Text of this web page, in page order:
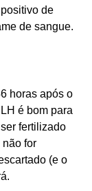
de
de sangue.
horas após o
é bom para
fertilizado
for
(e o